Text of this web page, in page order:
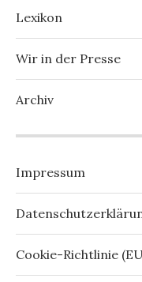
Lexikon
Wir in der Presse
Archiv
Impressum
Cookie-Richtlinie